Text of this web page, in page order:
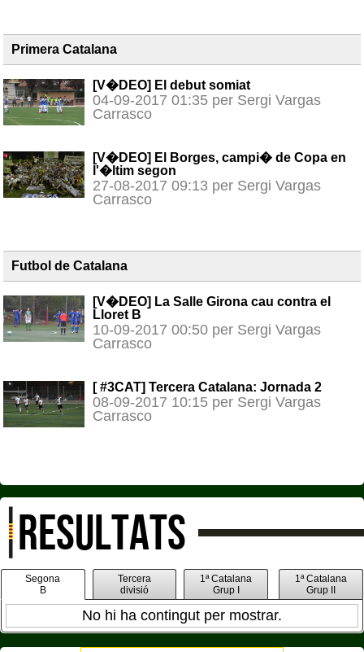
Primera Catalana
[V�DEO] El debut somiat
04-09-2017 01:35 per Sergi Vargas
Carrasco
[V�DEO] El Borges, campi� de Copa en
l'�ltim segon
27-08-2017 09:13 per Sergi Vargas
Carrasco
Futbol de Catalana
[V�DEO] La Salle Girona cau contra el
Lloret B
10-09-2017 00:50 per Sergi Vargas
Carrasco
[ #3CAT] Tercera Catalana: Jornada 2
08-09-2017 10:15 per Sergi Vargas
Carrasco
RESULTATS
Segona
B
Tercera
divisió
1ª Catalana
Grup I
1ª Catalana
Grup II
No hi ha contingut per mostrar.